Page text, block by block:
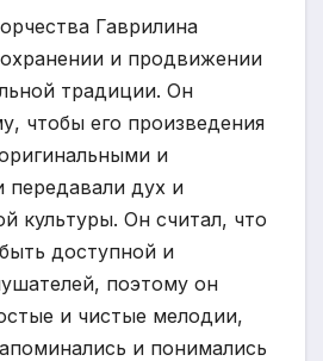
Гаврилина
и продвижении
традиции. Он
чтобы его произведения
и
передавали дух и
культуры. Он считал, что
доступной и
поэтому он
и чистые мелодии,
и понимались